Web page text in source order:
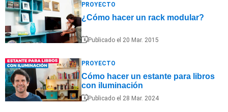
PROYECTO
¿Cómo hacer un rack modular?
Publicado el 20 Mar. 2015
PROYECTO
Cómo hacer un estante para libros
con iluminación
Publicado el 28 Mar. 2024